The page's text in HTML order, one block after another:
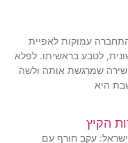
עמוקות לאפיית
לטבע בראשיתו. לפלא
שירה שמרגשת אותה ולשה
היא
הקיץ
עקב חורף עם